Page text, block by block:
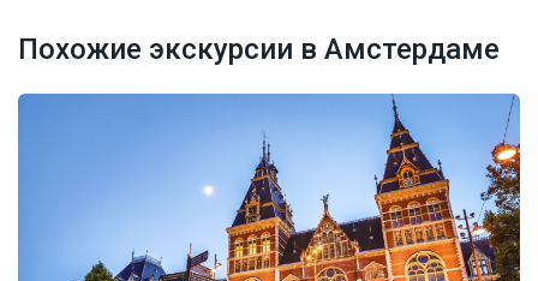
Похожие экскурсии в Амстердаме